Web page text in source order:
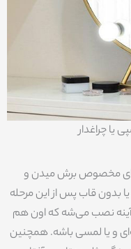
یا چراغدار
مخصوص برش میدن و
بدون قاب پس از این مرحله
آینه نصب می‌شه که اون هم
و یا لمسی باشه. همچنین